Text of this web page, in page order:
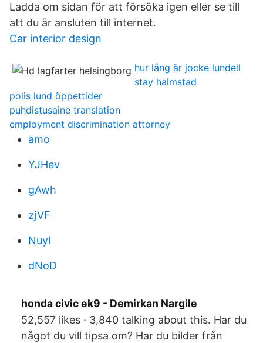
Ladda om sidan för att försöka igen eller se till
att du är ansluten till internet.
Car interior design
hur lång är jocke lundell
stay halmstad
polis lund öppettider
puhdistusaine translation
employment discrimination attorney
amo
YJHev
gAwh
zjVF
Nuyl
dNoD
honda civic ek9 - Demirkan Nargile
52,557 likes · 3,840 talking about this. Har du
något du vill tipsa om? Har du bilder från